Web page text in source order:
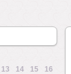
13 14 15 16